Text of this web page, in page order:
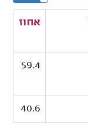
אחוז
59.4
40.6